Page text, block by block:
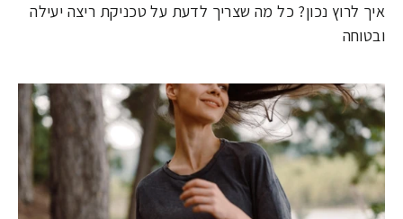
איך לרוץ נכון? כל מה שצריך לדעת על טכניקת ריצה יעילה
ובטוחה